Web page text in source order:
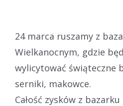
24 marca ruszamy z
Wielkanocnym, gdzie
wylicytować świąteczne
serniki, makowce.
Całość zysków z